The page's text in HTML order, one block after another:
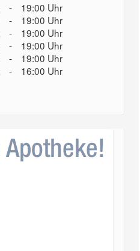
-
19:00 Uhr
-
19:00 Uhr
-
19:00 Uhr
-
19:00 Uhr
-
19:00 Uhr
- 16:00 Uhr